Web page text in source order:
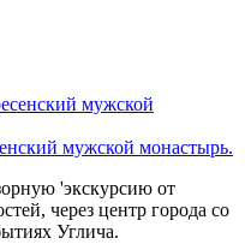
мужской монастырь.
'экскурсию от
через центр города со
Углича.